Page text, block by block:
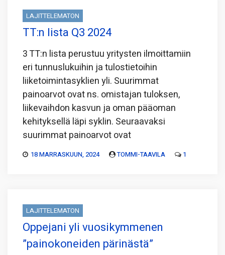
LAJITTELEMATON
TT:n lista Q3 2024
3 TT:n lista perustuu yritysten ilmoittamiin
eri tunnuslukuihin ja tulostietoihin
liiketoimintasyklien yli. Suurimmat
painoarvot ovat ns. omistajan tuloksen,
liikevaihdon kasvun ja oman pääoman
kehityksellä läpi syklin. Seuraavaksi
suurimmat painoarvot ovat
18 MARRASKUUN, 2024 TOMMI-TAAVILA 1
LAJITTELEMATON
Oppejani yli vuosikymmenen
”painokoneiden pärinästä”